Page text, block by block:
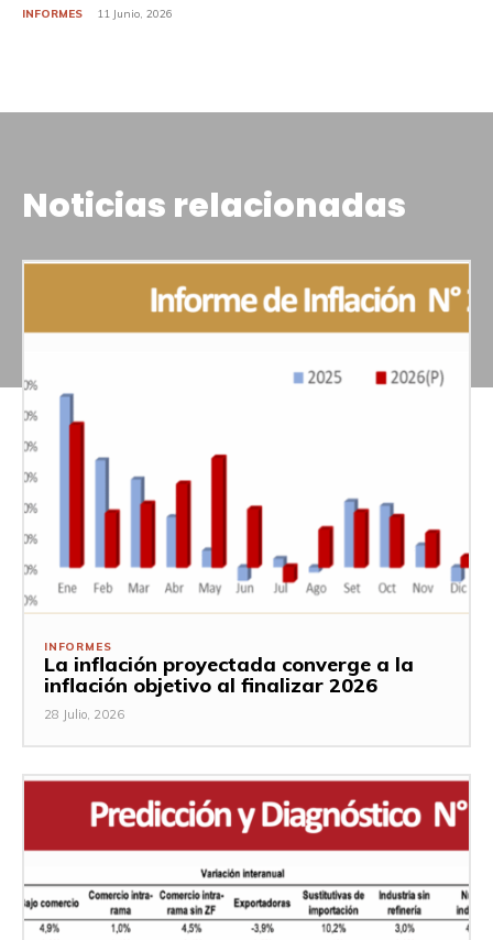
INFORMES 11 Junio, 2026
Noticias relacionadas
INFORMES
La inflación proyectada converge a la
inflación objetivo al finalizar 2026
28 Julio, 2026